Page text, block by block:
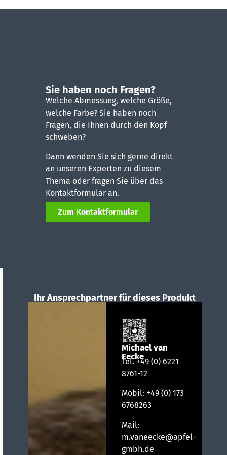
Sie haben noch Fragen?
Welche Abmessung, welche Größe,
welche Farbe? Sie haben noch
Fragen, die Ihnen durch den Kopf
schweben?
Dann wenden Sie sich gerne direkt
an unseren Experten zu diesem
Thema oder fragen Sie über das
Kontaktformular an.
Zum Kontaktformular
Ihr Ansprechpartner für dieses Produkt
Michael van
Eecke
Tel.+49 (0) 6221
8761-12
Mobil: +49 (0) 173
6768263
Mail:
m.vaneecke@apfel-
gmbh.de